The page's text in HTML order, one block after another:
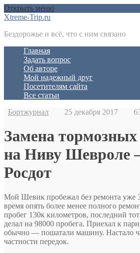
Открыть меню
Xtreme-Trip.ru
Бездорожье и всё, что с ним связано
Главная
Задать вопрос
Об авторе
Мой надежный друг
Посетителям сайта
Все статьи
Бортжурнал
25 декабря 2017
Замена тормозных
на Ниву Шевроле
Росдот
Мой Шевик пробежал без ремонта уже
время опять более менее полного
пробег 130к километров, последний
делал на 98000 пробега. Приехал к
обычно — пошатали машину. Настало
частности передок.